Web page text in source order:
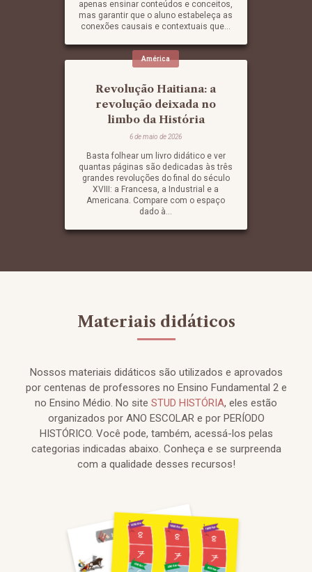
apenas ensinar conteúdos e conceitos,
mas garantir que o aluno estabeleça as
conexões causais e contextuais que...
América
Revolução Haitiana: a
revolução deixada no
limbo da História
6 de maio de 2026
Basta folhear um livro didático e ver
quantas páginas são dedicadas às três
grandes revoluções do final do século
XVIII: a Francesa, a Industrial e a
Americana. Compare com o espaço
dado à...
Materiais didáticos
Nossos materiais didáticos são utilizados e aprovados
por centenas de professores no Ensino Fundamental 2 e
no Ensino Médio. No site STUD HISTÓRIA, eles estão
organizados por ANO ESCOLAR e por PERÍODO
HISTÓRICO. Você pode, também, acessá-los pelas
categorias indicadas abaixo. Conheça e se surpreenda
com a qualidade desses recursos!